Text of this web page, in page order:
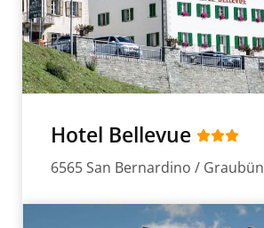
Hotel Bellevue
6565 San Bernardino /